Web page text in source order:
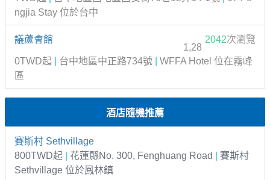
ngjia Stay 位於台中
議蘆會館 2042次瀏覽
1,28
0TWD起
台中地區中正路734號
WFFA Hotel 位在霧峰
區
酒店隨機推薦
賽斯村 Sethvillage
800TWD起
花蓮縣No. 300, Fenghuang Road
賽斯村
Sethvillage 位於鳳林鎮